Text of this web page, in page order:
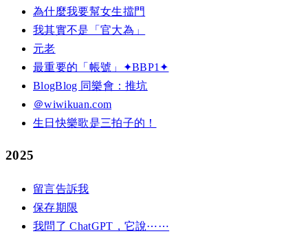
為什麼我要幫女生擋門
我其實不是「官大為」
元老
最重要的「帳號」✦BBP1✦
BlogBlog 同樂會：推坑
＠wiwikuan.com
生日快樂歌是三拍子的！
2025
留言告訴我
保存期限
我問了 ChatGPT，它說⋯⋯